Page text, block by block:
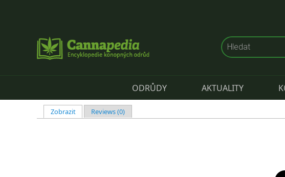
ODRŮDY AKTUALITY
Hlavní záložky
Zobrazit(aktivní záložka)
Reviews (0)